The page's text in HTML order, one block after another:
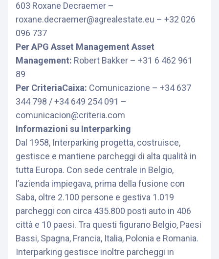
603 Roxane Decraemer –
roxane.decraemer@agrealestate.eu – +32 026
096 737
Per APG Asset Management Asset
Management: Robert Bakker – +31 6 462 961
89
Per CriteriaCaixa: Comunicazione – +34 637
344 798 / +34 649 254 091 –
comunicacion@criteria.com
Informazioni su Interparking
Dal 1958, Interparking progetta, costruisce,
gestisce e mantiene parcheggi di alta qualità in
tutta Europa. Con sede centrale in Belgio,
l’azienda impiegava, prima della fusione con
Saba, oltre 2.100 persone e gestiva 1.019
parcheggi con circa 435.800 posti auto in 406
città e 10 paesi. Tra questi figurano Belgio, Paesi
Bassi, Spagna, Francia, Italia, Polonia e Romania.
Interparking gestisce inoltre parcheggi in